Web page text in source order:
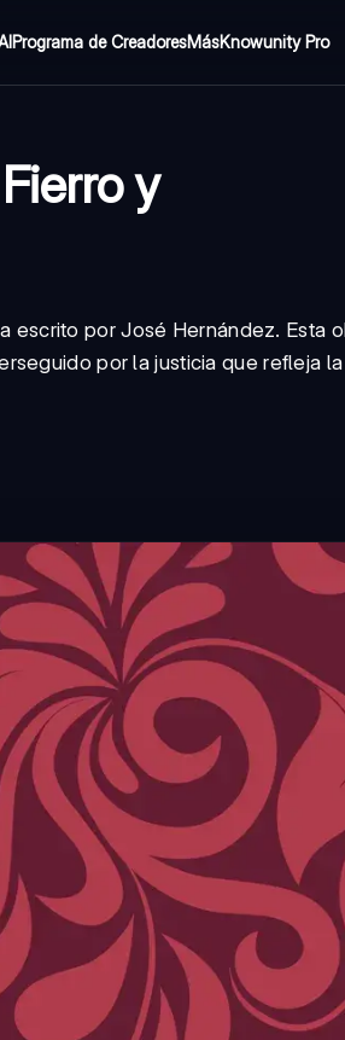
Programa de CreadoresMásKnowunity Pro
y
escrito por José Hernández. Esta
por la justicia que refleja